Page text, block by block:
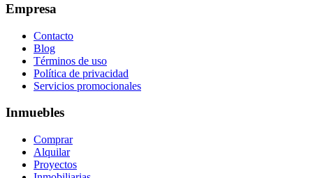
Empresa
Contacto
Blog
Términos de uso
Política de privacidad
Servicios promocionales
Inmuebles
Comprar
Alquilar
Proyectos